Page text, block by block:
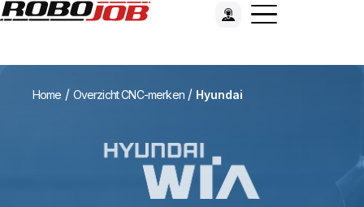
Home / Overzicht CNC-merken/ Hyundai